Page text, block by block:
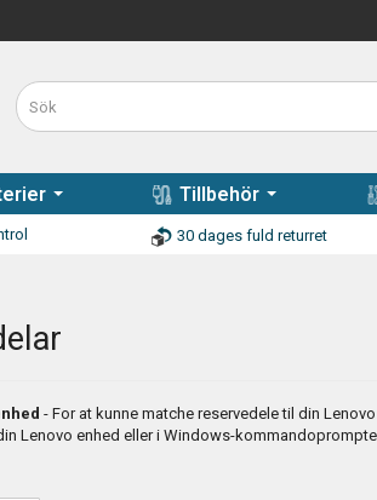
Tillbehör
30 dages fuld returret
- For at kunne matche reservedele til din
Lenovo enhed eller i Windows-